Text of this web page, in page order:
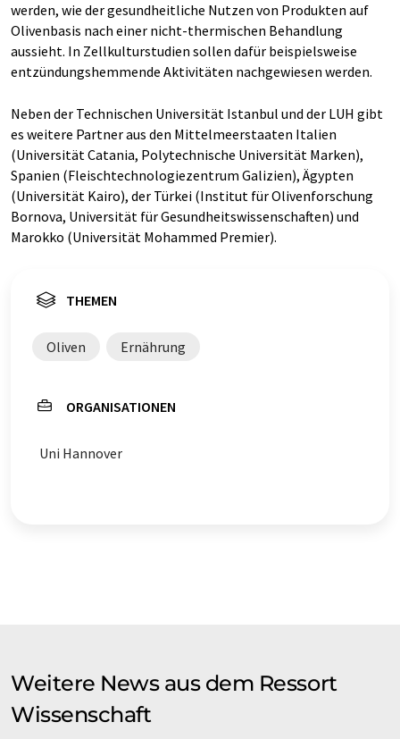
werden, wie der gesundheitliche Nutzen von Produkten auf
Olivenbasis nach einer nicht-thermischen Behandlung
aussieht. In Zellkulturstudien sollen dafür beispielsweise
entzündungshemmende Aktivitäten nachgewiesen werden.
Neben der Technischen Universität Istanbul und der LUH gibt
es weitere Partner aus den Mittelmeerstaaten Italien
(Universität Catania, Polytechnische Universität Marken),
Spanien (Fleischtechnologiezentrum Galizien), Ägypten
(Universität Kairo), der Türkei (Institut für Olivenforschung
Bornova, Universität für Gesundheitswissenschaften) und
Marokko (Universität Mohammed Premier).
THEMEN
Oliven Ernährung
ORGANISATIONEN
Uni Hannover
Weitere News aus dem Ressort
Wissenschaft